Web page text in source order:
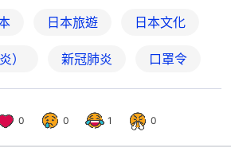
日本旅遊 日本文化
） 新冠肺炎 口罩令
0 0 1 0